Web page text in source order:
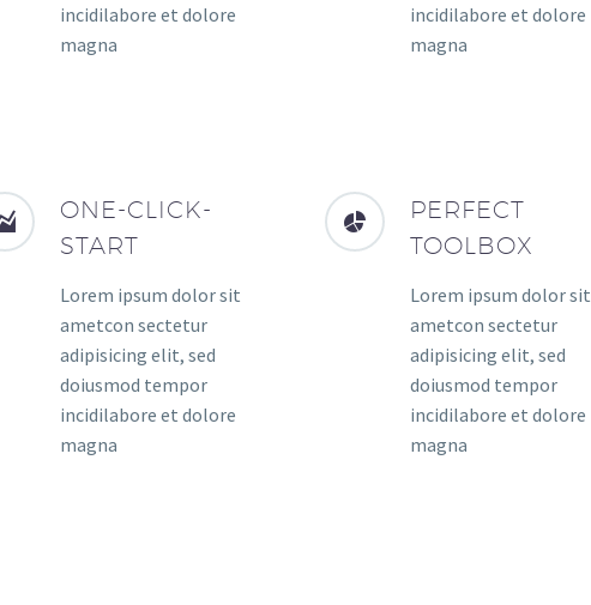
incidilabore et dolore
magna
incidilabore et dolore
magna
ONE-CLICK-
START
Lorem ipsum dolor sit
ametcon sectetur
adipisicing elit, sed
doiusmod tempor
incidilabore et dolore
magna
PERFECT
TOOLBOX
Lorem ipsum dolor sit
ametcon sectetur
adipisicing elit, sed
doiusmod tempor
incidilabore et dolore
magna